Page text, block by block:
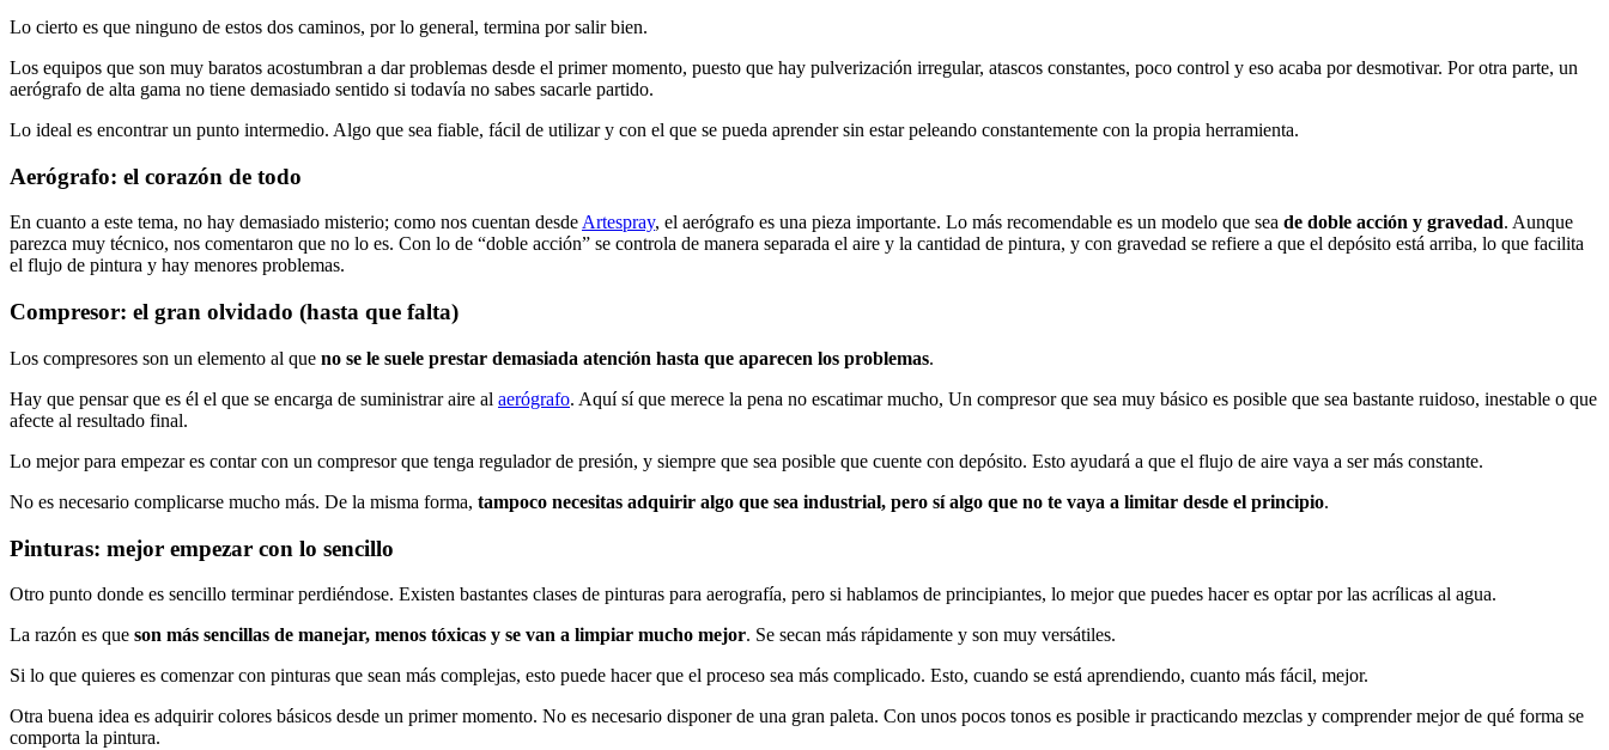
Lo cierto es que ninguno de estos dos caminos, por lo general, termina por salir bien.
Los equipos que son muy baratos acostumbran a dar problemas desde el primer momento, puesto que hay pulverización irregular, atascos constantes, poco control y eso acaba por desmotivar. Por otra parte, un
aerógrafo de alta gama no tiene demasiado sentido si todavía no sabes sacarle partido.
Lo ideal es encontrar un punto intermedio. Algo que sea fiable, fácil de utilizar y con el que se pueda aprender sin estar peleando constantemente con la propia herramienta.
Aerógrafo: el corazón de todo
En cuanto a este tema, no hay demasiado misterio; como nos cuentan desdeArtespray, el aerógrafo es una pieza importante. Lo más recomendable es un modelo que sea de doble acción y gravedad. Aunque
parezca muy técnico, nos comentaron que no lo es. Con lo de “doble acción” se controla de manera separada el aire y la cantidad de pintura, y con gravedad se refiere a que el depósito está arriba, lo que facilita
el flujo de pintura y hay menores problemas.
Compresor: el gran olvidado (hasta que falta)
Los compresores son un elemento al que no se le suele prestar demasiada atención hasta que aparecen los problemas.
Hay que pensar que es él el que se encarga de suministrar aire al aerógrafo. Aquí sí que merece la pena no escatimar mucho, Un compresor que sea muy básico es posible que sea bastante ruidoso, inestable o que
afecte al resultado final.
Lo mejor para empezar es contar con un compresor que tenga regulador de presión, y siempre que sea posible que cuente con depósito. Esto ayudará a que el flujo de aire vaya a ser más constante.
No es necesario complicarse mucho más. De la misma forma, tampoco necesitas adquirir algo que sea industrial, pero sí algo que no te vaya a limitar desde el principio.
Pinturas: mejor empezar con lo sencillo
Otro punto donde es sencillo terminar perdiéndose. Existen bastantes clases de pinturas para aerografía, pero si hablamos de principiantes, lo mejor que puedes hacer es optar por las acrílicas al agua.
La razón es que son más sencillas de manejar, menos tóxicas y se van a limpiar mucho mejor. Se secan más rápidamente y son muy versátiles.
Si lo que quieres es comenzar con pinturas que sean más complejas, esto puede hacer que el proceso sea más complicado. Esto, cuando se está aprendiendo, cuanto más fácil, mejor.
Otra buena idea es adquirir colores básicos desde un primer momento. No es necesario disponer de una gran paleta. Con unos pocos tonos es posible ir practicando mezclas y comprender mejor de qué forma se
comporta la pintura.